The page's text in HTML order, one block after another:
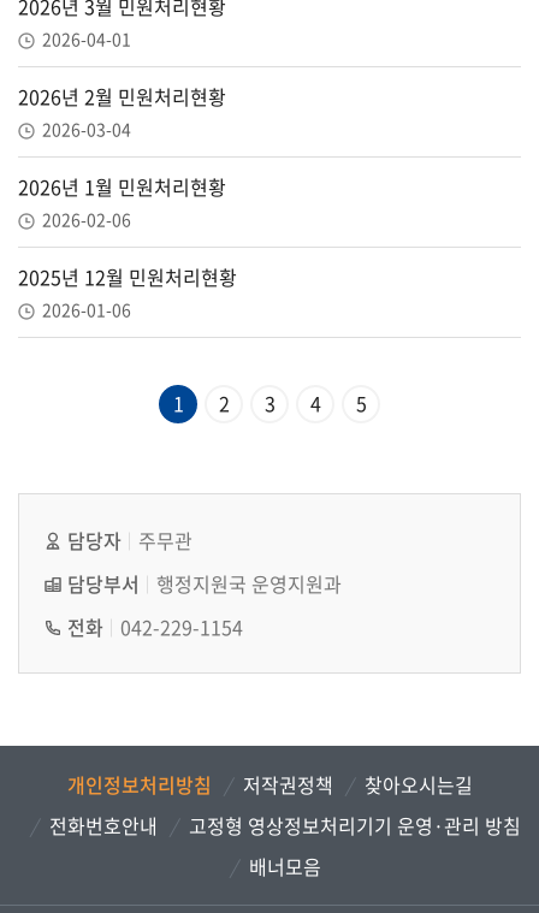
2026년 3월 민원처리현황
2026-04-01
2026년 2월 민원처리현황
2026-03-04
2026년 1월 민원처리현황
2026-02-06
2025년 12월 민원처리현황
2026-01-06
1 2 3 4 5
담당자
주무관
담당부서
행정지원국 운영지원과
전화 042-229-1154
개인정보처리방침 저작권정책
찾아오시는길
전화번호안내
고정형 영상정보처리기기 운영·관리 방침
배너모음